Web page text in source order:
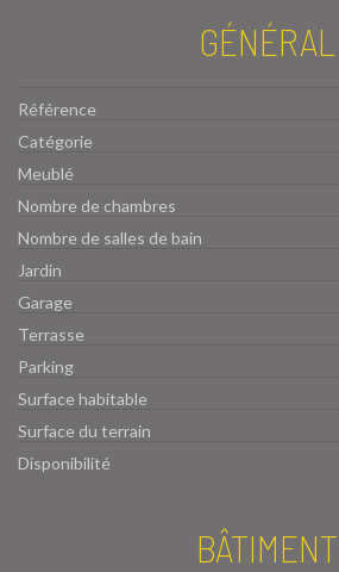
GÉNÉRAL
Référence
Catégorie
Meublé
Nombre de chambres
Nombre de salles de bain
Jardin
Garage
Terrasse
Parking
Surface habitable
Surface du terrain
Disponibilité
BÂTIMENT